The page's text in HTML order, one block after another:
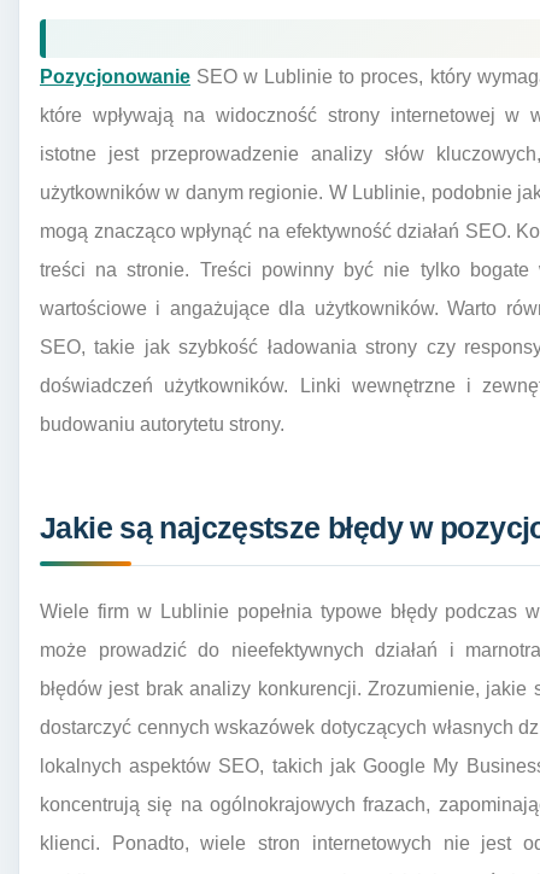
Pozycjonowanie SEO w Lublinie to proces, który
które wpływają na widoczność strony internetowej w
istotne jest przeprowadzenie analizy słów
użytkowników w danym regionie. W Lublinie, podobnie
mogą znacząco wpłynąć na efektywność działań SEO.
treści na stronie. Treści powinny być nie tylko bogate
wartościowe i angażujące dla użytkowników. Warto
SEO, takie jak szybkość ładowania strony czy
doświadczeń użytkowników. Linki wewnętrzne i
budowaniu autorytetu strony.
Jakie są najczęstsze błędy w
Wiele firm w Lublinie popełnia typowe błędy podczas
może prowadzić do nieefektywnych działań i
błędów jest brak analizy konkurencji. Zrozumienie,
dostarczyć cennych wskazówek dotyczących własnych
lokalnych aspektów SEO, takich jak Google My
koncentrują się na ogólnokrajowych frazach,
klienci. Ponadto, wiele stron internetowych nie jest